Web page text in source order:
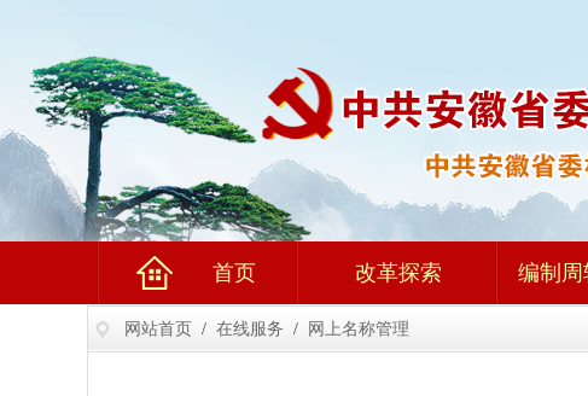
首页 改革探索 编制
网站首页 / 在线服务 / 网上名称管理